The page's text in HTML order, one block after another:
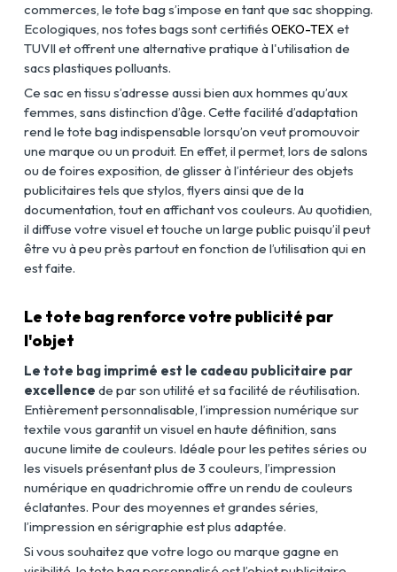
commerces, le tote bag s’impose en tant que sac shopping.
Ecologiques, nos totes bags sont certifiés OEKO-TEX et
TUVIl et offrent une alternative pratique à l'utilisation de
sacs plastiques polluants.
Ce sac en tissu s’adresse aussi bien aux hommes qu’aux
femmes, sans distinction d’âge. Cette facilité d’adaptation
rend le tote bag indispensable lorsqu’on veut promouvoir
une marque ou un produit. En effet, il permet, lors de salons
ou de foires exposition, de glisser à l’intérieur des objets
publicitaires tels que stylos, flyers ainsi que de la
documentation, tout en affichant vos couleurs. Au quotidien,
il diffuse votre visuel et touche un large public puisqu’il peut
être vu à peu près partout en fonction de l’utilisation qui en
est faite.
Le tote bag renforce votre publicité par
l'objet
Le tote bag imprimé est le cadeau publicitaire par
excellence de par son utilité et sa facilité de réutilisation.
Entièrement personnalisable, l’impression numérique sur
textile vous garantit un visuel en haute définition, sans
aucune limite de couleurs. Idéale pour les petites séries ou
les visuels présentant plus de 3 couleurs, l’impression
numérique en quadrichromie offre un rendu de couleurs
éclatantes. Pour des moyennes et grandes séries,
l’impression en sérigraphie est plus adaptée.
Si vous souhaitez que votre logo ou marque gagne en